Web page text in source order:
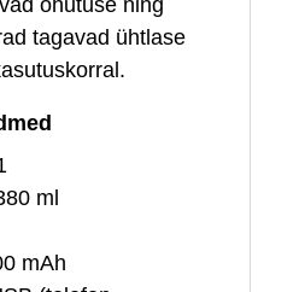
tagavad ühtlase
ml
mAh